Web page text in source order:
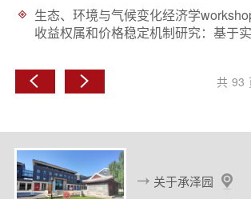
生态、环境与气候变化经济学
收益权属和价格稳定机制研究：基于
上
页
下
页
共 93
关于承泽园